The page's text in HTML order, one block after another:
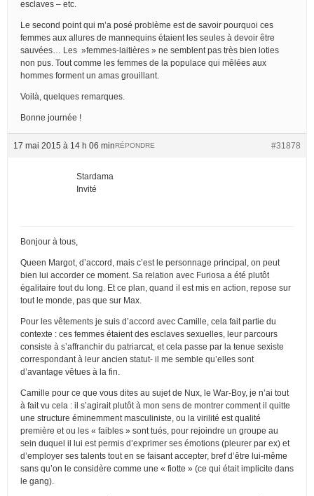
esclaves – etc.
Le second point qui m’a posé problème est de savoir pourquoi ces
femmes aux allures de mannequins étaient les seules à devoir être
sauvées… Les »femmes-laitières » ne semblent pas très bien loties
non pus. Tout comme les femmes de la populace qui mêlées aux
hommes forment un amas grouillant.
Voilà, quelques remarques.
Bonne journée !
17 mai 2015 à 14 h 06 min #31878
RÉPONDRE
Stardama
Invité
Bonjour à tous,
Queen Margot, d’accord, mais c’est le personnage principal, on peut
bien lui accorder ce moment. Sa relation avec Furiosa a été plutôt
égalitaire tout du long. Et ce plan, quand il est mis en action, repose sur
tout le monde, pas que sur Max.
Pour les vêtements je suis d’accord avec Camille, cela fait partie du
contexte : ces femmes étaient des esclaves sexuelles, leur parcours
consiste à s’affranchir du patriarcat, et cela passe par la tenue sexiste
correspondant à leur ancien statut- il me semble qu’elles sont
d’avantage vêtues à la fin.
Camille pour ce que vous dites au sujet de Nux, le War-Boy, je n’ai tout
à fait vu cela : il s’agirait plutôt à mon sens de montrer comment il quitte
une structure éminemment masculiniste, ou la virilité est qualité
première et ou les « faibles » sont tués, pour rejoindre un groupe au
sein duquel il lui est permis d’exprimer ses émotions (pleurer par ex) et
d’employer ses talents tout en se faisant accepter, bref d’être lui-même
sans qu’on le considère comme une « fiotte » (ce qui était implicite dans
le gang).